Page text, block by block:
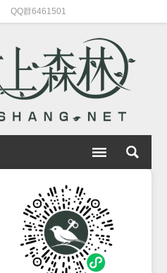
QQ群6461501